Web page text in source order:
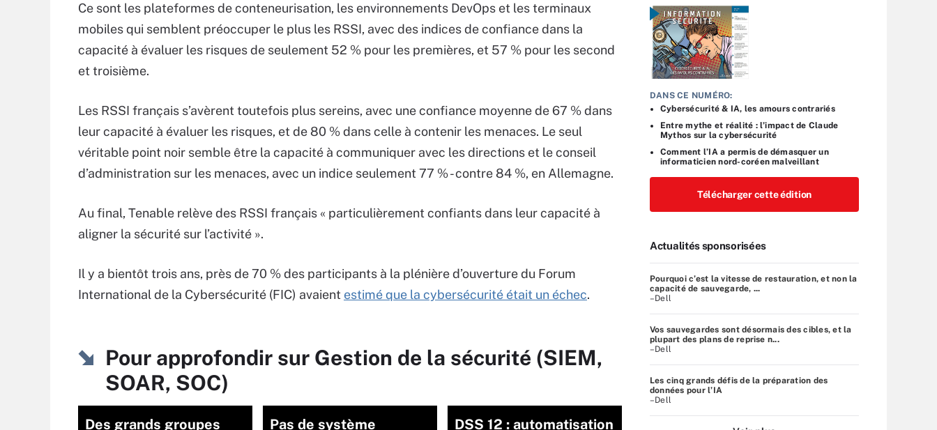
Ce sont les plateformes de conteneurisation, les environnements DevOps et les terminaux
mobiles qui semblent préoccuper le plus les RSSI, avec des indices de confiance dans la
capacité à évaluer les risques de seulement 52 % pour les premières, et 57 % pour les second
et troisième.
Les RSSI français s’avèrent toutefois plus sereins, avec une confiance moyenne de 67 % dans
leur capacité à évaluer les risques, et de 80 % dans celle à contenir les menaces. Le seul
véritable point noir semble être la capacité à communiquer avec les directions et le conseil
d’administration sur les menaces, avec un indice seulement 77 % - contre 84 %, en Allemagne.
Au final, Tenable relève des RSSI français « particulièrement confiants dans leur capacité à
aligner la sécurité sur l’activité ».
Il y a bientôt trois ans, près de 70 % des participants à la plénière d’ouverture du Forum
International de la Cybersécurité (FIC) avaient estimé que la cybersécurité était un échec.
Pour approfondir sur Gestion de la sécurité (SIEM,
SOAR, SOC)
Des grands groupes
Pas de système
DSS 12 : automatisation
DANS CE NUMÉRO:
Cybersécurité & IA, les amours contrariés
Entre mythe et réalité : l’impact de Claude
Mythos sur la cybersécurité
Comment l’IA a permis de démasquer un
informaticien nord-coréen malveillant
Télécharger cette édition
Actualités sponsorisées
Pourquoi c’est la vitesse de restauration, et non la
capacité de sauvegarde, ...
–Dell
Vos sauvegardes sont désormais des cibles, et la
plupart des plans de reprise n...
–Dell
Les cinq grands défis de la préparation des
données pour l’IA
–Dell